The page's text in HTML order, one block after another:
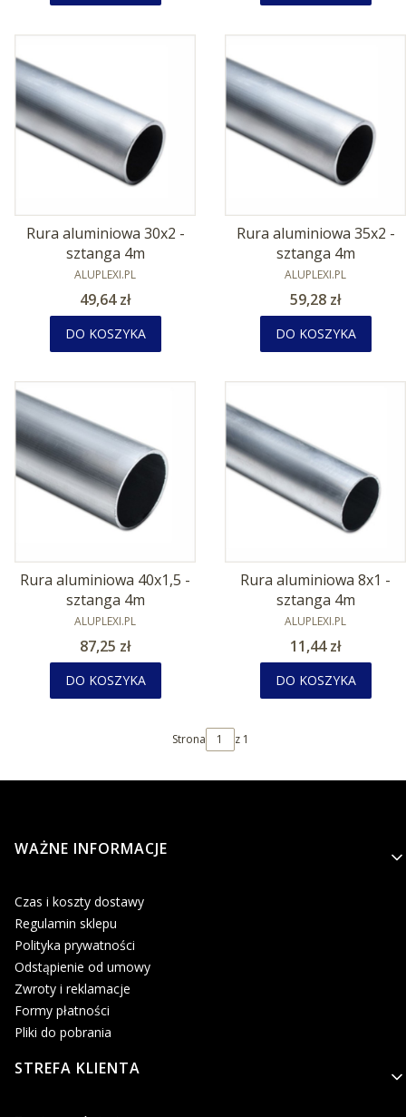
Rura aluminiowa 30x2 -
sztanga 4m
PRODUCENT
ALUPLEXI.PL
Cena
49,64 zł
DO KOSZYKA
Rura aluminiowa 35x2 -
sztanga 4m
PRODUCENT
ALUPLEXI.PL
Cena
59,28 zł
DO KOSZYKA
Rura aluminiowa 40x1,5 -
sztanga 4m
PRODUCENT
ALUPLEXI.PL
Cena
87,25 zł
DO KOSZYKA
Rura aluminiowa 8x1 -
sztanga 4m
PRODUCENT
ALUPLEXI.PL
Cena
11,44 zł
DO KOSZYKA
Strona z 1
Linki w stopce
WAŻNE INFORMACJE
Czas i koszty dostawy
Regulamin sklepu
Polityka prywatności
Odstąpienie od umowy
Zwroty i reklamacje
Formy płatności
Pliki do pobrania
STREFA KLIENTA